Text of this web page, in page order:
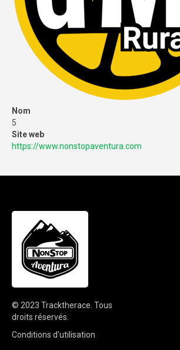
Nom
5
Site web
https://www.nonstopaventura.com
© 2023 Tracktherace Tous
droits réservés.
Conditions d'utilisation